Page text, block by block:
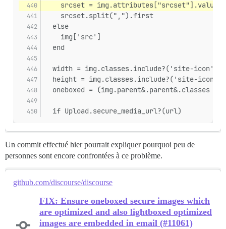
    srcset = img.attributes["srcset"].value
    srcset.split(",").first
  else
    img['src']
  end
width = img.classes.include?('site-icon')
height = img.classes.include?('site-icon')
oneboxed = (img.parent&.parent&.classes
  if Upload.secure_media_url?(url)
Un commit effectué hier pourrait expliquer pourquoi peu de
personnes sont encore confrontées à ce problème.
github.com/discourse/discourse
FIX: Ensure oneboxed secure images which
are optimized and also lightboxed optimized
images are embedded in email (#11061)